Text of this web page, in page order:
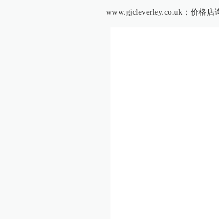
www.gjcleverley.co.uk；价格店